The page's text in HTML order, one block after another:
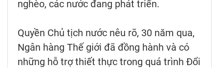
nghèo, các nước đang phát triển.
Quyền Chủ tịch nước nêu rõ, 30 năm qua,
Ngân hàng Thế giới đã đồng hành và có
những hỗ trợ thiết thực trong quá trình Đổi